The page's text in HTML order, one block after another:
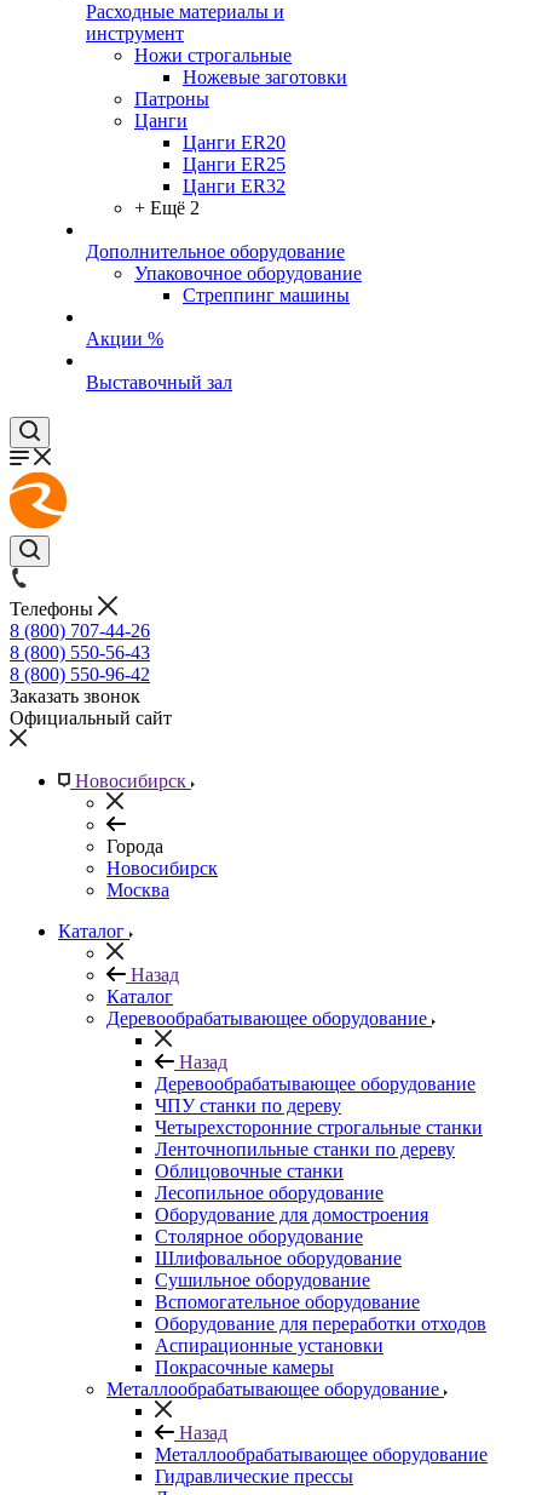
Расходные материалы и
инструмент
Ножи строгальные
Ножевые заготовки
Патроны
Цанги
Цанги ER20
Цанги ER25
Цанги ER32
+ Ещё 2
Дополнительное оборудование
Упаковочное оборудование
Стреппинг машины
Акции %
Выставочный зал
Телефоны
8 (800) 707-44-26
8 (800) 550-56-43
8 (800) 550-96-42
Заказать звонок
Официальный сайт
Новосибирск
Города
Новосибирск
Москва
Каталог
Назад
Каталог
Деревообрабатывающее оборудование
Назад
Деревообрабатывающее оборудование
ЧПУ станки по дереву
Четырехсторонние строгальные станки
Ленточнопильные станки по дереву
Облицовочные станки
Лесопильное оборудование
Оборудование для домостроения
Столярное оборудование
Шлифовальное оборудование
Сушильное оборудование
Вспомогательное оборудование
Оборудование для переработки отходов
Аспирационные установки
Покрасочные камеры
Металлообрабатывающее оборудование
Назад
Металлообрабатывающее оборудование
Гидравлические прессы